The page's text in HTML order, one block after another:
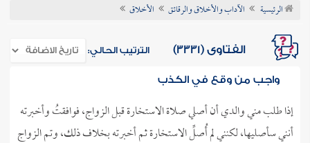
الفتوى
الرئيسية الآداب والأخلاق والرقائق الأخلاق
الفتاوى (3331) الترتيب الحالي:
واجب من وقع في الكذب
إذا طلب مني والدي أن أصلي صلاة الاستخارة قبل الزواج، فوافقتُ وأخبرته
أنني سأصليها، لكنني لم أُصلِّ الاستخارة ثم أخبرته بخلاف ذلك، وتم الزواج